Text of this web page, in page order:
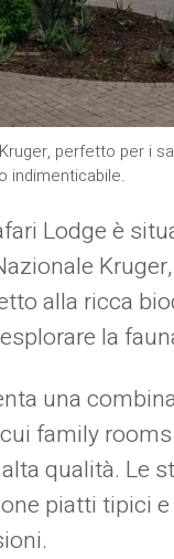
perfetto per i
indimenticabile.
Lodge è
alla ricca
la
una
family
qualità. Le
piatti tipici